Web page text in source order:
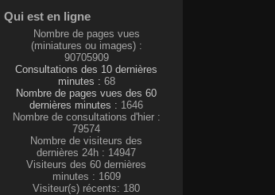
Qui est en ligne
Nombre de pages vues
(miniatures ou images) :
90705909
Consultations des 10 dernières
minutes : 68
Nombre de pages vues des 60
dernières minutes : 1646
Nombre de consultations d'hier :
79574
Nombre de visiteurs des
dernières 24h : 14947
Visiteurs des 60 dernières
minutes : 1609
Visiteur(s) récents: 180